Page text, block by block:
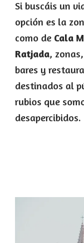
Si buscáis un
opción es la
como de Cala
Ratjada,
bares y
destinados al
rubios que
desapercibidos.